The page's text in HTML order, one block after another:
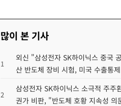
많이 본 기사
1
외신 "삼성전자 SK하이닉스 중국
산 반도체 장비 시험, 미국 수출통
2
삼성전자 SK하이닉스 소극적 주주
권가 비판, "반도체 호황 지속성 의